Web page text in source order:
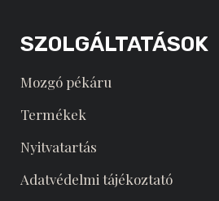
SZOLGÁLTATÁSOK
Mozgó pékáru
Termékek
Nyitvatartás
Adatvédelmi tájékoztató